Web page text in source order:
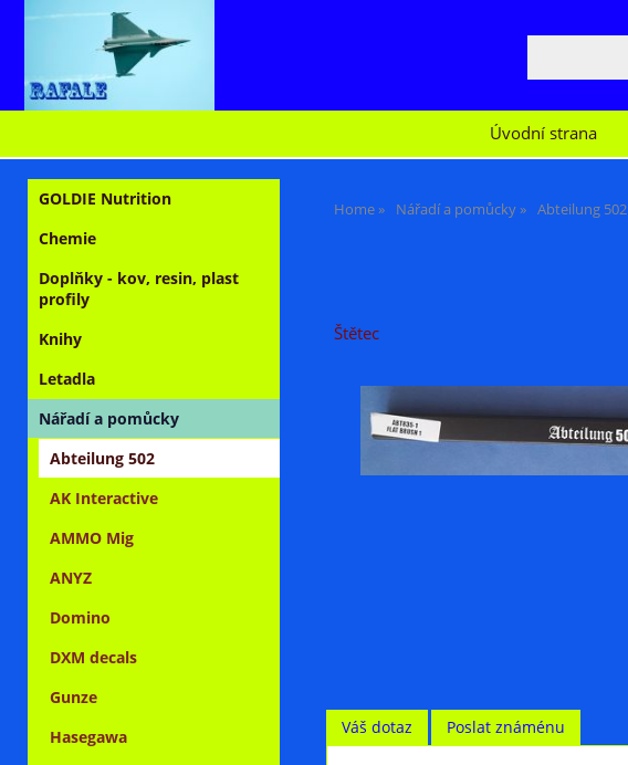
Úvodní strana
Home Nářadí a pomůcky Abteilung 502
Štětec
Váš dotaz Poslat známénu
GOLDIE Nutrition
Chemie
Doplňky - kov, resin, plast
profily
Knihy
Letadla
Nářadí a pomůcky
Abteilung 502
AK Interactive
AMMO Mig
ANYZ
Domino
DXM decals
Gunze
Hasegawa